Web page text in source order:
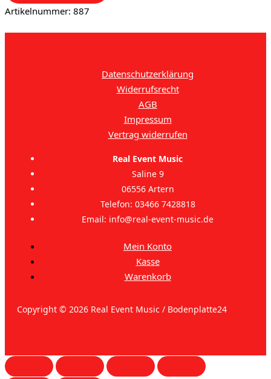
Artikelnummer: 887
Datenschutzerklärung
Widerrufsrecht
AGB
Impressum
Vertrag widerrufen
Real Event Music
Saline 9
06556 Artern
Telefon: 03466 7428818
Email: info@real-event-music.de
Mein Konto
Kasse
Warenkorb
Copyright © 2026 Real Event Music / Bodenplatte24